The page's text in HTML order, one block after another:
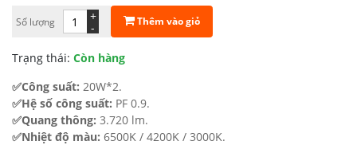
1.360.000 ₫.
884.000 ₫.
Số lượng -
+ Thêm vào giỏ
Trạng thái: Còn hàng
✅Công suất: 20W*2.
✅Hệ số công suất: PF 0.9.
✅Quang thông: 3.720 lm.
✅Nhiệt độ màu: 6500K / 4200K / 3000K.